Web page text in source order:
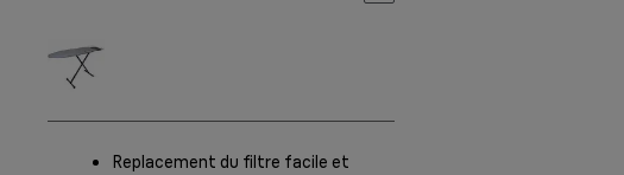
Replacement du filtre facile et